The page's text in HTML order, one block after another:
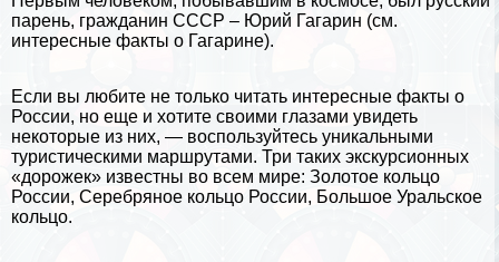
парень, гражданин СССР – Юрий Гагарин (см.
интересные факты о Гагарине).
Если вы любите не только читать интересные факты о
России, но еще и хотите своими глазами увидеть
некоторые из них, — воспользуйтесь уникальными
туристическими маршрутами. Три таких экскурсионных
«дорожек» известны во всем мире: Золотое кольцо
России, Серебряное кольцо России, Большое Уральское
кольцо.